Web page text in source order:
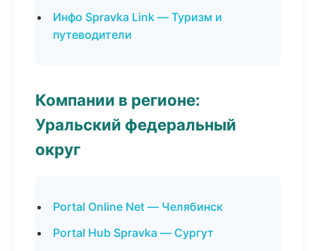
Инфо Spravka Link — Туризм и
путеводители
Компании в регионе:
Уральский федеральный
округ
Portal Online Net — Челябинск
Portal Hub Spravka — Сургут